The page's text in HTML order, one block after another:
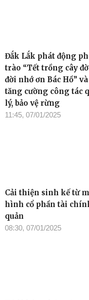
Đắk Lắk phát động
trào “Tết trồng cây
đời nhớ ơn Bác Hồ” và
tăng cường công tác
lý, bảo vệ rừng
11:45, 07/01/2025
Cải thiện sinh kế từ
hình cổ phần tài
quản
08:30, 07/01/2025